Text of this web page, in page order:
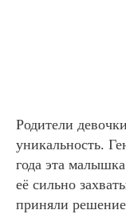
Родители
уникальность.
года эта
её сильно
приняли